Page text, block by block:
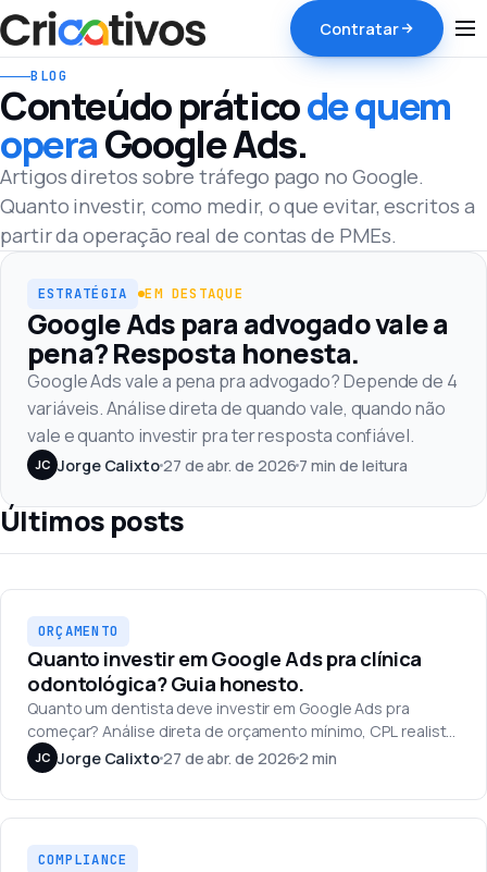
Contratar
BLOG
Conteúdo práticode quem
operaGoogle Ads.
Artigos diretos sobre tráfego pago no Google.
Quanto investir, como medir, o que evitar, escritos a
partir da operação real de contas de PMEs.
Estratégia
ESTRATÉGIA EM DESTAQUE
Google Ads para advogado vale a
pena? Resposta honesta.
Google Ads vale a pena pra advogado? Depende de 4
variáveis. Análise direta de quando vale, quando não
vale e quanto investir pra ter resposta confiável.
JC Jorge Calixto27 de abr. de 20267 min de leitura
Últimos posts
Orçamento
ORÇAMENTO
Quanto investir em Google Ads pra clínica
odontológica? Guia honesto.
Quanto um dentista deve investir em Google Ads pra
começar? Análise direta de orçamento mínimo, CPL realista
e o erro comum que queima o budget no primeiro mês.
JC Jorge Calixto27 de abr. de 20262 min
Compliance
COMPLIANCE